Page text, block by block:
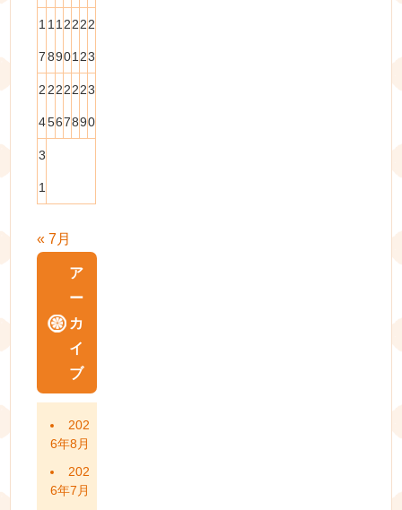
1
7
1
8
1
9
2
0
2
1
2
2
2
3
2
4
2
5
2
6
2
7
2
8
2
9
3
0
3
1
« 7月
ア
ー
カ
イ
ブ
202
6年8月
202
6年7月